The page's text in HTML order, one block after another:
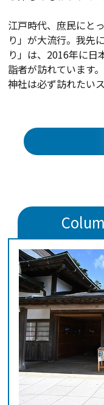
江戸時代、庶民にと
り」が大流行。我先
り」は、2016年に日
詣者が訪れています
神社は必ず訪れたい